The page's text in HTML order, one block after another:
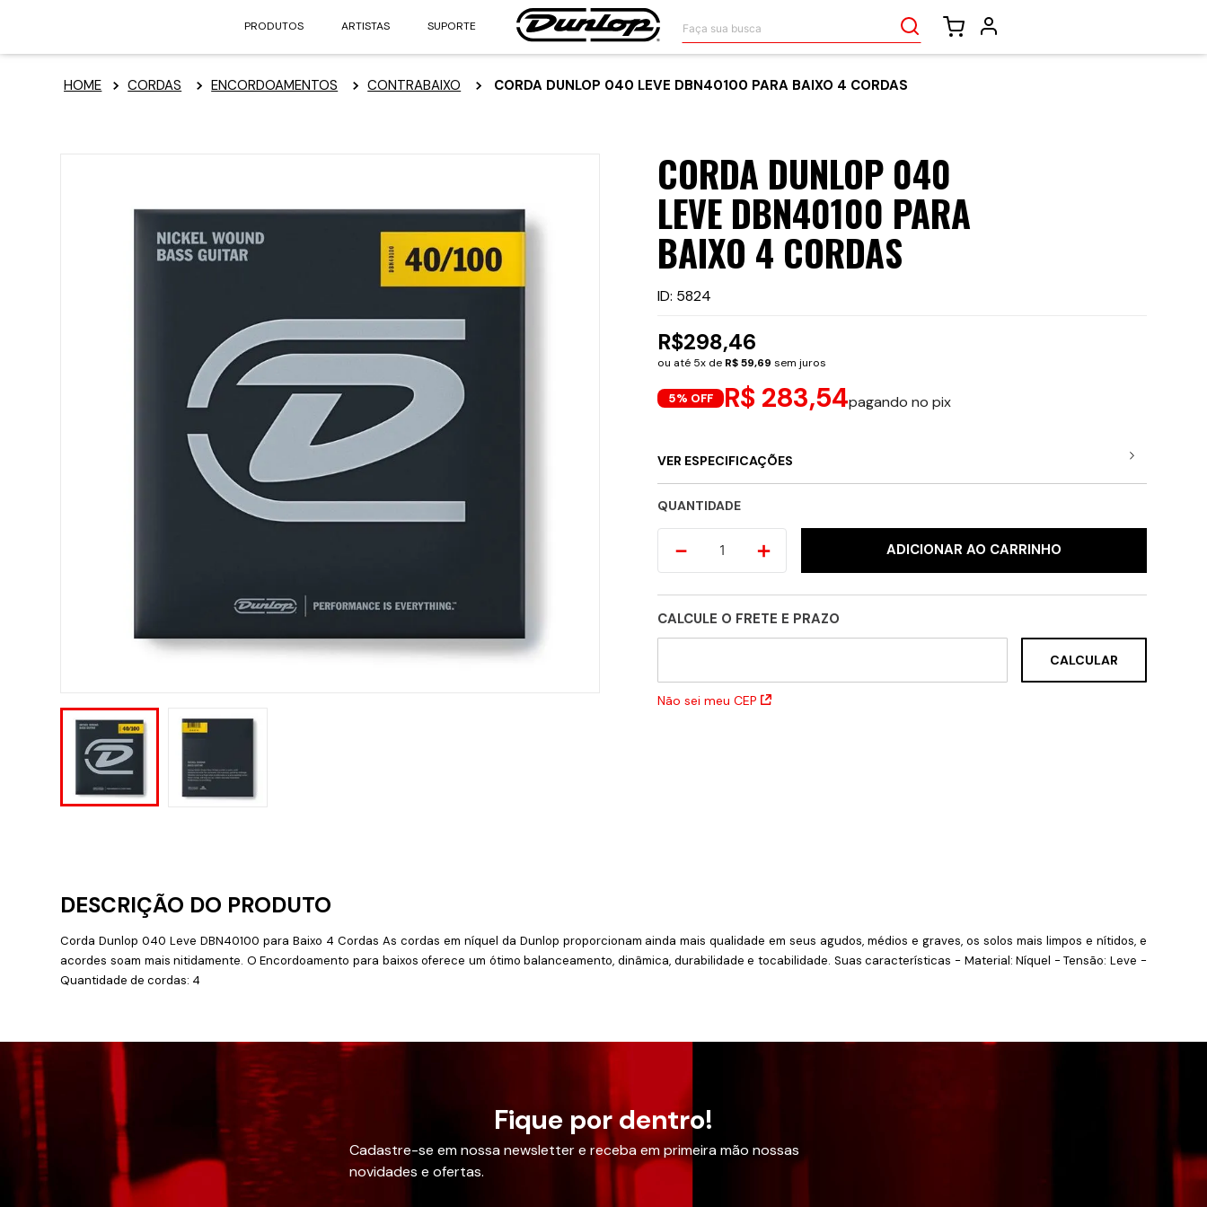
PRODUTOS ARTISTAS SUPORTE
CORDAS ENCORDOAMENTOS CONTRABAIXO CORDA DUNLOP 040 LEVE DBN40100 PARA BAIXO 4 CORDAS
CORDA DUNLOP 040
LEVE DBN40100 PARA
BAIXO 4 CORDAS
ID: 5824
R$298,46
ou até 5x de R$ 59,69 sem juros
5% OFF R$ 283,54pagando no pix
VER ESPECIFICAÇÕES
QUANTIDADE
＋
－ ADICIONAR AO CARRINHO
CALCULE O FRETE E PRAZO
Não sei meu CEP
Corda Dunlop 040 Leve DBN40100 para Baixo 4 Cordas As cordas em níquel da Dunlop proporcionam ainda mais qualidade em seus agudos, médios e graves, os solos mais limpos e nítidos, e
acordes soam mais nitidamente. O Encordoamento para baixos oferece um ótimo balanceamento, dinâmica, durabilidade e tocabilidade. Suas características - Material: Níquel - Tensão: Leve -
Quantidade de cordas: 4
Fique por dentro!
Cadastre-se em nossa newsletter e receba em primeira mão nossas
novidades e ofertas.